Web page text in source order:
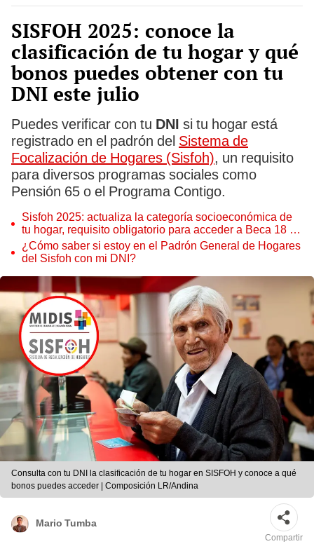
SISFOH 2025: conoce la
clasificación de tu hogar y qué
bonos puedes obtener con tu
DNI este julio
Puedes verificar con tu DNI si tu hogar está
registrado en el padrón del Sistema de
Focalización de Hogares (Sisfoh), un requisito
para diversos programas sociales como
Pensión 65 o el Programa Contigo.
Sisfoh 2025: actualiza la categoría socioeconómica de
tu hogar, requisito obligatorio para acceder a Beca 18 y
Pensión 65
¿Cómo saber si estoy en el Padrón General de Hogares
del Sisfoh con mi DNI?
Consulta con tu DNI la clasificación de tu hogar en SISFOH y conoce a qué
bonos puedes acceder | Composición LR/Andina
Mario Tumba
Compartir